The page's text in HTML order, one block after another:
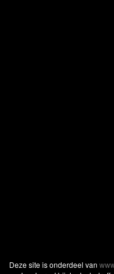
Deze site is onderdeel van